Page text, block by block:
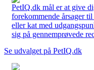
PetIQ.dk mål er at give
forekommende årsager
eller kat med
sig på gennemprøvede
Se udvalget på PetIQ.dk